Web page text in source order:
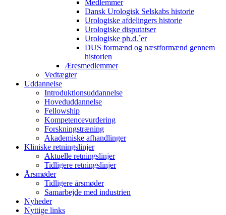
Medlemmer
Dansk Urologisk Selskabs historie
Urologiske afdelingers historie
Urologiske disputatser
Urologiske ph.d.´er
DUS formænd og næstformænd gennem
historien
Æresmedlemmer
Vedtægter
Uddannelse
Introduktionsuddannelse
Hoveduddannelse
Fellowship
Kompetencevurdering
Forskningstræning
Akademiske afhandlinger
Kliniske retningslinjer
Aktuelle retningslinjer
Tidligere retningslinjer
Årsmøder
Tidligere årsmøder
Samarbejde med industrien
Nyheder
Nyttige links